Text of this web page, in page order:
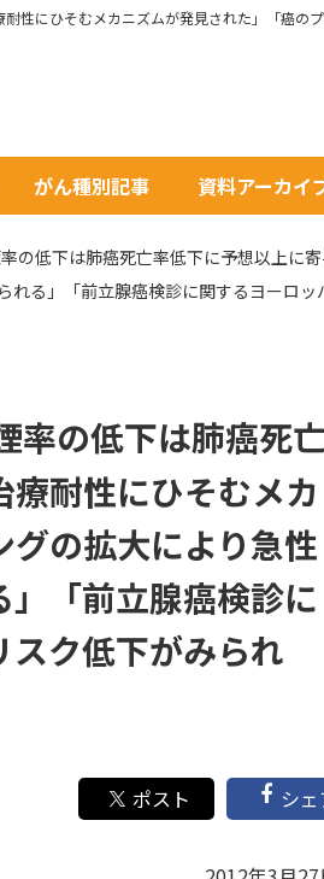
がん種別記事 資料アーカイ
低下は肺癌死亡率低下に予想以上に
る」「前立腺癌検診に関するヨーロッ
の低下は肺癌死
耐性にひそむメカ
の拡大により急性
「前立腺癌検診に
ク低下がみられ
シ